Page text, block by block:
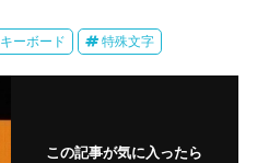
キーボード 特殊文字
この記事が気に入ったら